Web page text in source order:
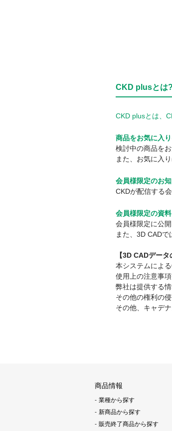
CKD plusとは?
CKD plusとは、
商品をお気に入り
検討中の商品を
また、お気に入
会員様限定のお
CKDが配信する
会員様限定の資
会員様限定に公
また、3D CAD
【3D CADデー
本システムによ
使用上の注意事
弊社は提供する
その他の権利の
その他、キャデ
商品情報
業種から探す
新商品から探す
販売終了商品から探す